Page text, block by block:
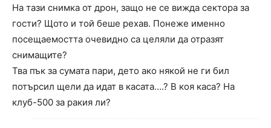
На тази снимка от дрон, защо не се вижда сектора за
гости? Щото и той беше рехав. Понеже именно
посещаемостта очевидно са целяли да отразят
снимащите?
Тва пък за сумата пари, дето ако някой не ги бил
потърсил щели да идат в касата….? В коя каса? На
клуб-500 за ракия ли?